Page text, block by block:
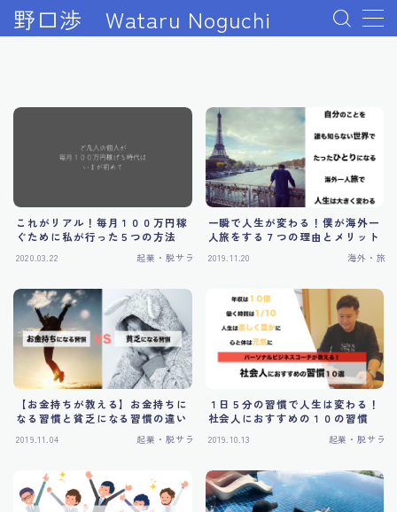
野口渉 Wataru Noguchi
2024年起業成功ロードマップ完全版
BASEオンラインスクールを受講できない場合
BASE動画セミナー
Udemy補講ページ 最大のリターンを得る行動とは？
センターピン解説
Udemy講師になるコース｜プレゼント受取ページ
Udemy起業論コース｜特典受取ページ
WEBビジネス成功『７日間のメール講座』の活用方
法！
WEBビジネス成功に不可欠な『３つのマインドセッ
ト』の教科書！
WEBビジネス成功までを描いた『秘密』のレポート
【Udemy補講音声】お金に好かれる人がやっているた
った１つのこと（魅力の法則とは？）
【最新版】Ai時代に月収１００万円を達成するまでの完
全ロードマップ
お問い合わせ
これがリアル！毎月１００万円稼
ぐために私が行った５つの方法
2020.03.22 起業・脱サラ
一瞬で人生が変わる！僕が海外一
人旅をする７つの理由とメリット
2019.11.20 海外・旅
【お金持ちが教える】お金持ちに
なる習慣と貧乏になる習慣の違い
2019.11.04 起業・脱サラ
１日５分の習慣で人生は変わる！
社会人におすすめの１０の習慣
2019.10.13 起業・脱サラ